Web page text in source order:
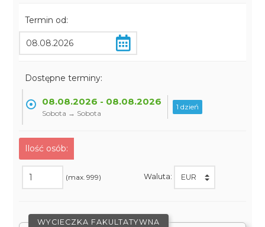
Termin od:
Dostępne terminy:
08.08.2026 - 08.08.2026
Sobota → Sobota
1 dzień
Ilość osób:
(max. 999) Waluta:
WYCIECZKA FAKULTATYWNA